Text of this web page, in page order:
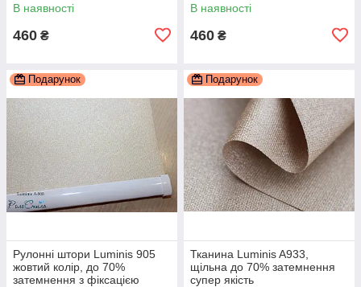
В наявності
460 ₴
В наявності
460 ₴
Подарунок
Рулонні штори Luminis 905
жовтий колір, до 70%
затемнення з фіксацією
Подарунок
Тканина Luminis A933,
щільна до 70% затемнення
супер якість